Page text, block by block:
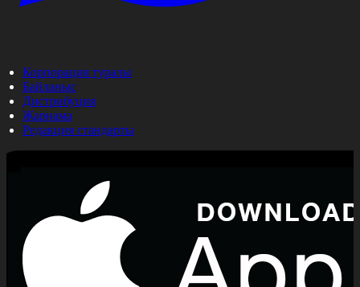
Корпорация туралы
Байланыс
Дистрибуция
Жарнама
Редакция стандарты